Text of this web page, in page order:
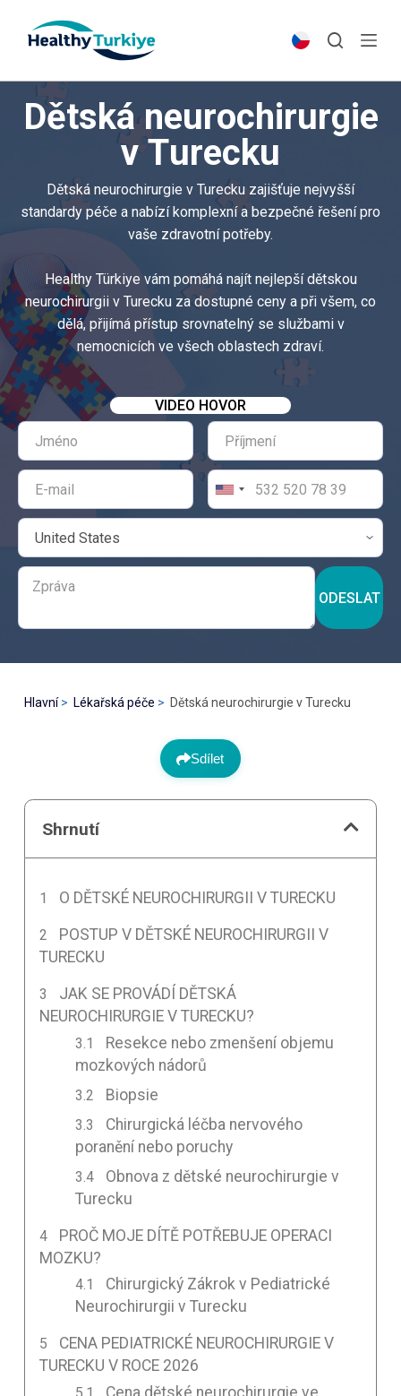
p
t
t
Dětská neurochirurgie
v Turecku
Dětská neurochirurgie v Turecku zajišťuje nejvyšší
standardy péče a nabízí komplexní a bezpečné řešení pro
vaše zdravotní potřeby.
Healthy Türkiye vám pomáhá najít nejlepší dětskou
neurochirurgii v Turecku za dostupné ceny a při všem, co
dělá, přijímá přístup srovnatelný se službami v
nemocnicích ve všech oblastech zdraví.
VIDEO HOVOR
ODESLAT
Hlavní Lékařská péče Dětská neurochirurgie v Turecku
Sdílet
Shrnutí
O DĚTSKÉ NEUROCHIRURGII V TURECKU
POSTUP V DĚTSKÉ NEUROCHIRURGII V
TURECKU
JAK SE PROVÁDÍ DĚTSKÁ
NEUROCHIRURGIE V TURECKU?
Resekce nebo zmenšení objemu
mozkových nádorů
Biopsie
Chirurgická léčba nervového
poranění nebo poruchy
Obnova z dětské neurochirurgie v
Turecku
PROČ MOJE DÍTĚ POTŘEBUJE OPERACI
MOZKU?
Chirurgický Zákrok v Pediatrické
Neurochirurgii v Turecku
CENA PEDIATRICKÉ NEUROCHIRURGIE V
TURECKU V ROCE 2026